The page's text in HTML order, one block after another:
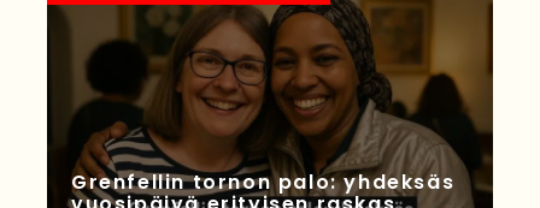
Grenfellin tornon palo: yhdeksäs